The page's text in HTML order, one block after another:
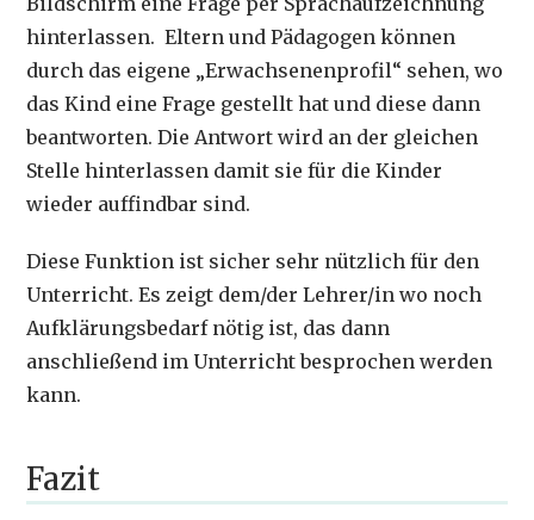
hinterlassen. Eltern und Pädagogen können
durch das eigene „Erwachsenenprofil“ sehen, wo
das Kind eine Frage gestellt hat und diese dann
beantworten. Die Antwort wird an der gleichen
Stelle hinterlassen damit sie für die Kinder
wieder auffindbar sind.
Diese Funktion ist sicher sehr nützlich für den
Unterricht. Es zeigt dem/der Lehrer/in wo noch
Aufklärungsbedarf nötig ist, das dann
anschließend im Unterricht besprochen werden
kann.
Fazit